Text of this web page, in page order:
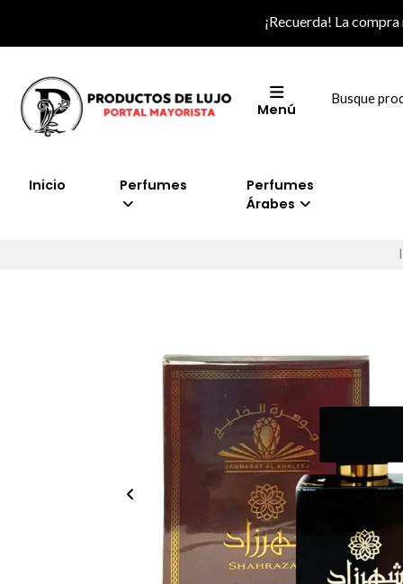
¡Recuerda! La
Menú
Inicio Perfumes
Perfumes
Árabes